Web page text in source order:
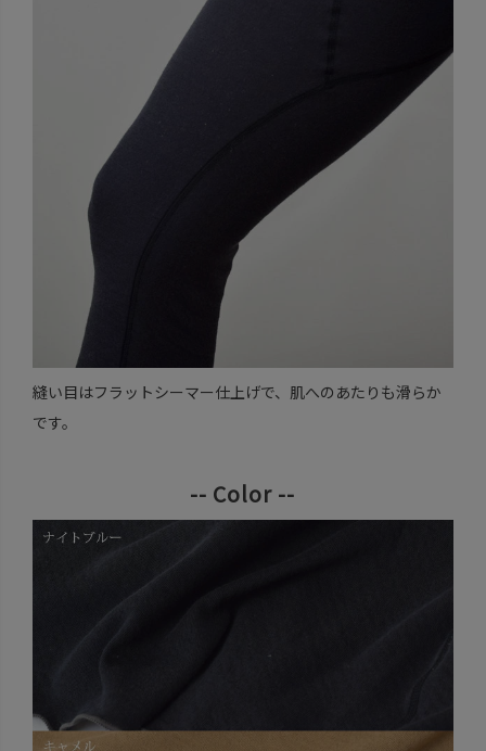
縫い目はフラットシーマー仕上げで、肌へのあたりも滑らか
です。
-- Color --